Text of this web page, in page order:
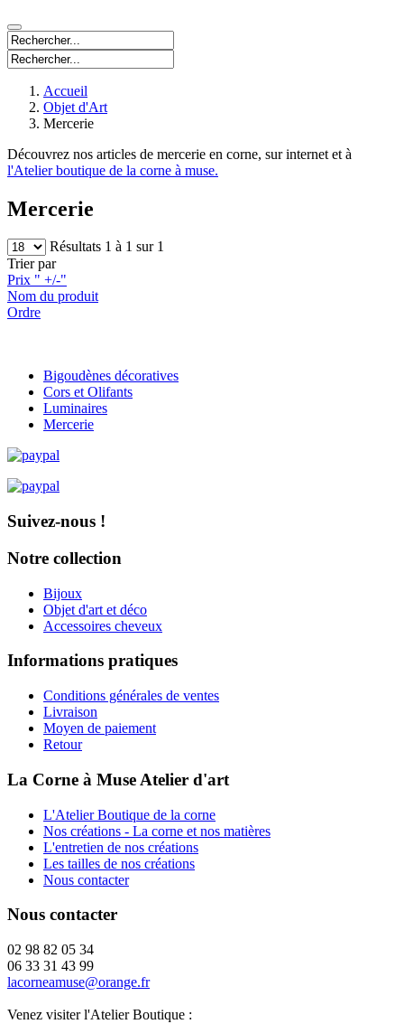
Accueil
Objet d'Art
Mercerie
Découvrez nos articles de mercerie en corne, sur internet et à
l'Atelier boutique de la corne à muse.
Mercerie
Résultats 1 à 1 sur 1
Trier par
Prix " +/-"
Nom du produit
Ordre
Bigoudènes décoratives
Cors et Olifants
Luminaires
Mercerie
Suivez-nous !
Notre collection
Bijoux
Objet d'art et déco
Accessoires cheveux
Informations pratiques
Conditions générales de ventes
Livraison
Moyen de paiement
Retour
La Corne à Muse Atelier d'art
L'Atelier Boutique de la corne
Nos créations - La corne et nos matières
L'entretien de nos créations
Les tailles de nos créations
Nous contacter
Nous contacter
02 98 82 05 34
06 33 31 43 99
lacorneamuse@orange.fr
Venez visiter l'Atelier Boutique :